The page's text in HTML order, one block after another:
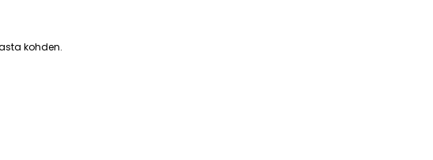
kohden.